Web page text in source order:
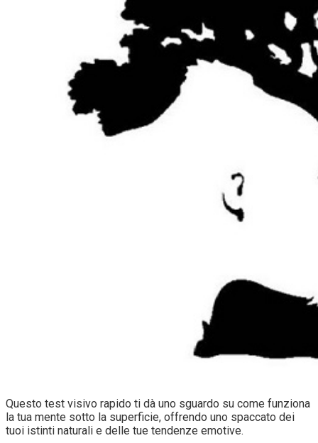
Questo test visivo rapido ti dà uno sguardo su come funziona
la tua mente sotto la superficie, offrendo uno spaccato dei
tuoi istinti naturali e delle tue tendenze emotive.